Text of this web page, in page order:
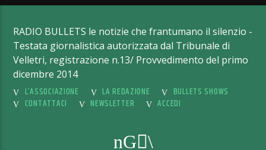
RADIO BULLETS le notizie che frantumano il silenzio -
Testata giornalistica autorizzata dal Tribunale di
Velletri, registrazione n.13/ Provvedimento del primo
dicembre 2014
L’ASSOCIAZIONE
LA REDAZIONE
BULLETS SHOWS
CONTATTACI
NEWSLETTER ACCEDI